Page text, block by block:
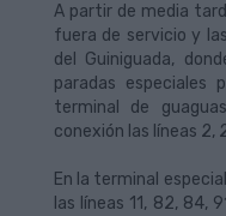
A partir de media
fuera de servicio y
del Guiniguada,
paradas especiales
terminal de
conexión las líneas 2,
En la terminal
las líneas 11, 82, 84,